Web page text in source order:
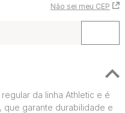
Não sei meu CEP
da linha Athletic e é
que garante durabilidade e